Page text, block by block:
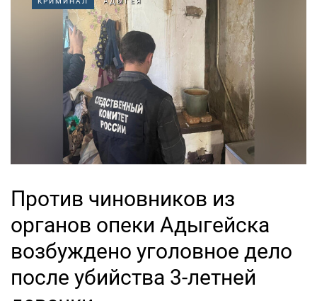
Против чиновников из
органов опеки Адыгейска
возбуждено уголовное дело
после убийства 3-летней